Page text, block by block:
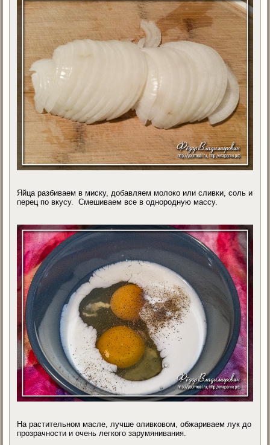
Яйца разбиваем в миску, добавляем молоко или сливки, соль и
перец по вкусу. Смешиваем все в однородную массу.
На растительном масле, лучше оливковом, обжариваем лук до
прозрачности и очень легкого зарумянивания.